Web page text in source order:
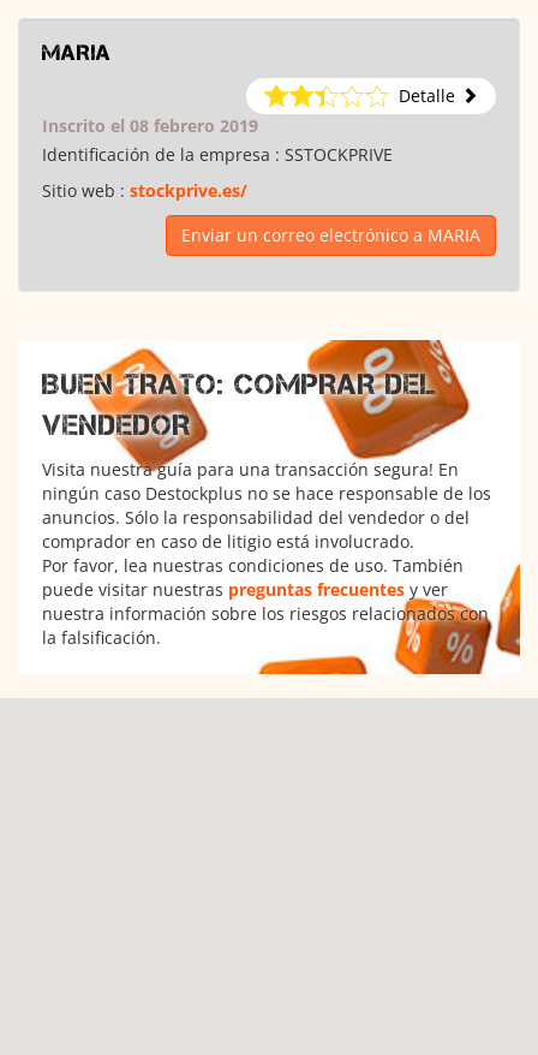
MARIA
Detalle
Inscrito el 08 febrero 2019
Identificación de la empresa : SSTOCKPRIVE
Sitio web : stockprive.es/
Enviar un correo electrónico a MARIA
BUEN TRATO: COMPRAR DEL
VENDEDOR
Visita nuestra guía para una transacción segura! En
ningún caso Destockplus no se hace responsable de los
anuncios. Sólo la responsabilidad del vendedor o del
comprador en caso de litigio está involucrado.
Por favor, lea nuestras condiciones de uso. También
puede visitar nuestras preguntas frecuentes y ver
nuestra información sobre los riesgos relacionados con
la falsificación.